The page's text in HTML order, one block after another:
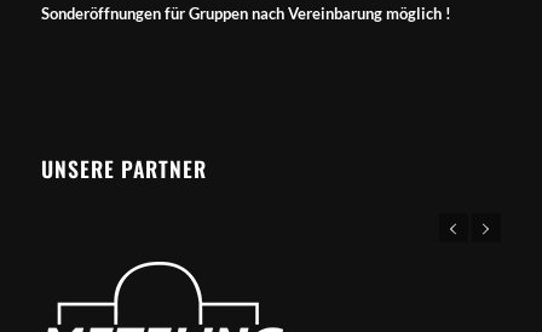
Sonderöffnungen für Gruppen nach Vereinbarung möglich !
UNSERE PARTNER